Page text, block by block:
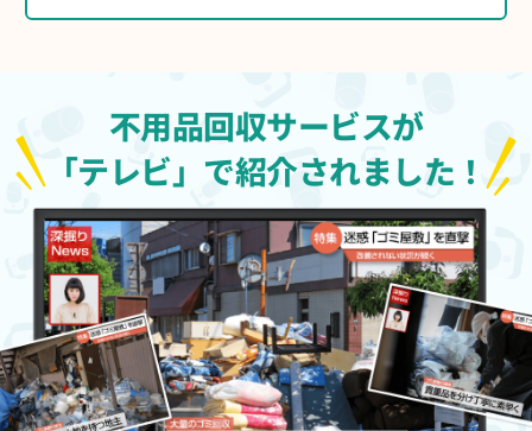
不用品回収サービスが
「テレビ」で紹介されました！